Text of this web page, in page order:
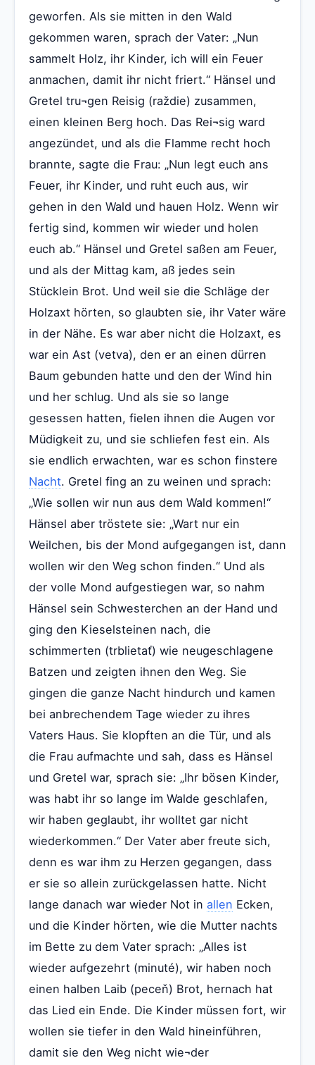
geworfen. Als sie mitten in den Wald
gekommen waren, sprach der Vater: „Nun
sammelt Holz, ihr Kinder, ich will ein Feuer
anmachen, damit ihr nicht friert.“ Hänsel und
Gretel tru¬gen Reisig (raždie) zusammen,
einen kleinen Berg hoch. Das Rei¬sig ward
angezündet, und als die Flamme recht hoch
brannte, sagte die Frau: „Nun legt euch ans
Feuer, ihr Kinder, und ruht euch aus, wir
gehen in den Wald und hauen Holz. Wenn wir
fertig sind, kommen wir wieder und holen
euch ab.“ Hänsel und Gretel saßen am Feuer,
und als der Mittag kam, aß jedes sein
Stücklein Brot. Und weil sie die Schläge der
Holzaxt hörten, so glaubten sie, ihr Vater wäre
in der Nähe. Es war aber nicht die Holzaxt, es
war ein Ast (vetva), den er an einen dürren
Baum gebunden hatte und den der Wind hin
und her schlug. Und als sie so lange
gesessen hatten, fielen ihnen die Augen vor
Müdigkeit zu, und sie schliefen fest ein. Als
sie endlich erwachten, war es schon finstere
Nacht. Gretel fing an zu weinen und sprach:
„Wie sollen wir nun aus dem Wald kommen!“
Hänsel aber tröstete sie: „Wart nur ein
Weilchen, bis der Mond aufgegangen ist, dann
wollen wir den Weg schon finden.“ Und als
der volle Mond aufgestiegen war, so nahm
Hänsel sein Schwesterchen an der Hand und
ging den Kieselsteinen nach, die
schimmerten (trblietať) wie neugeschlagene
Batzen und zeigten ihnen den Weg. Sie
gingen die ganze Nacht hindurch und kamen
bei anbrechendem Tage wieder zu ihres
Vaters Haus. Sie klopften an die Tür, und als
die Frau aufmachte und sah, dass es Hänsel
und Gretel war, sprach sie: „Ihr bösen Kinder,
was habt ihr so lange im Walde geschlafen,
wir haben geglaubt, ihr wolltet gar nicht
wiederkommen.“ Der Vater aber freute sich,
denn es war ihm zu Herzen gegangen, dass
er sie so allein zurückgelassen hatte. Nicht
lange danach war wieder Not in allen Ecken,
und die Kinder hörten, wie die Mutter nachts
im Bette zu dem Vater sprach: „Alles ist
wieder aufgezehrt (minuté), wir haben noch
einen halben Laib (peceň) Brot, hernach hat
das Lied ein Ende. Die Kinder müssen fort, wir
wollen sie tiefer in den Wald hineinführen,
damit sie den Weg nicht wie¬der